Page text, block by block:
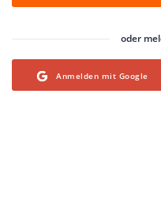
oder
Login with Google